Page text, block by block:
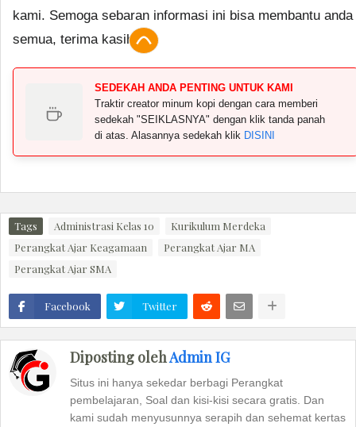
kami. Semoga sebaran informasi ini bisa membantu anda
semua, terima kasih.
SEDEKAH ANDA PENTING UNTUK KAMI
Traktir creator minum kopi dengan cara memberi
sedekah "SEIKLASNYA" dengan klik tanda panah
di atas. Alasannya sedekah klik DISINI
Tags Administrasi Kelas 10
Kurikulum Merdeka
Perangkat Ajar Keagamaan
Perangkat Ajar MA
Perangkat Ajar SMA
Facebook Twitter
Diposting olehAdmin IG
Situs ini hanya sekedar berbagi Perangkat
pembelajaran, Soal dan kisi-kisi secara gratis. Dan
kami sudah menyusunnya serapih dan sehemat kertas